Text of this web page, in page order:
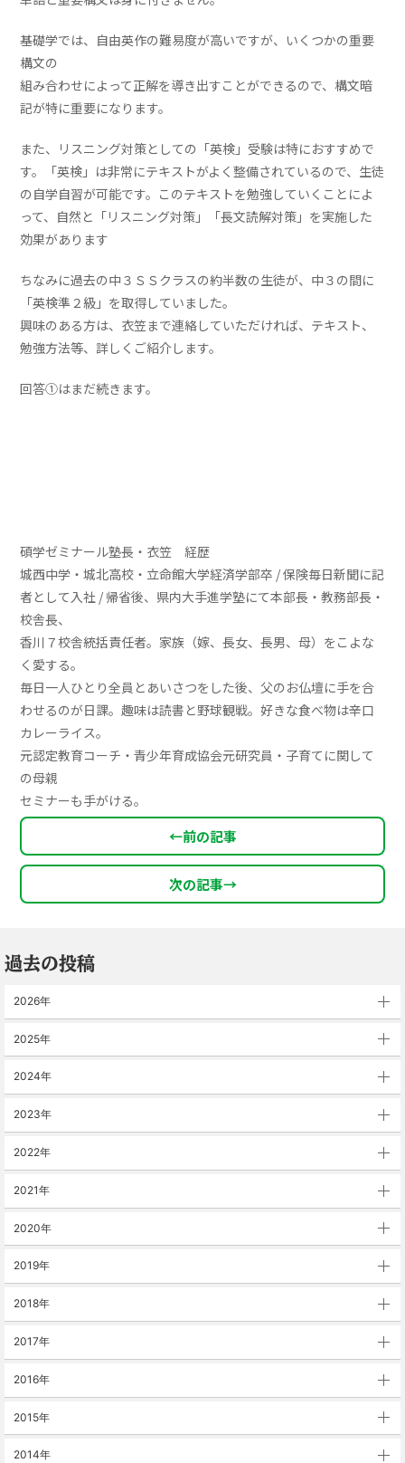
基礎学では、自由英作の難易度が高いですが、いくつかの重要
構文の
組み合わせによって正解を導き出すことができるので、構文暗
記が特に重要になります。
また、リスニング対策としての「英検」受験は特におすすめで
す。「英検」は非常にテキストがよく整備されているので、生徒
の自学自習が可能です。このテキストを勉強していくことによ
って、自然と「リスニング対策」「長文読解対策」を実施した
効果があります
ちなみに過去の中３ＳＳクラスの約半数の生徒が、中３の間に
「英検準２級」を取得していました。
興味のある方は、衣笠まで連絡していただければ、テキスト、
勉強方法等、詳しくご紹介します。
回答①はまだ続きます。
碩学ゼミナール塾長・衣笠 経歴
城西中学・城北高校・立命館大学経済学部卒 / 保険毎日新聞に記
者として入社 / 帰省後、県内大手進学塾にて本部長・教務部長・
校舎長、
香川７校舎統括責任者。家族（嫁、長女、長男、母）をこよな
く愛する。
毎日一人ひとり全員とあいさつをした後、父のお仏壇に手を合
わせるのが日課。趣味は読書と野球観戦。好きな食べ物は辛口
カレーライス。
元認定教育コーチ・青少年育成協会元研究員・子育てに関して
の母親
セミナーも手がける。
←前の記事
次の記事→
過去の投稿
2026年
2025年
2024年
2023年
2022年
2021年
2020年
2019年
2018年
2017年
2016年
2015年
2014年